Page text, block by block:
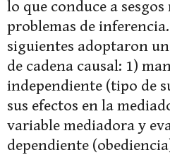
lo que conduce a
problemas de
siguientes adoptaron
de cadena causal: 1)
independiente (tipo de
sus efectos en la
variable mediadora y
dependiente